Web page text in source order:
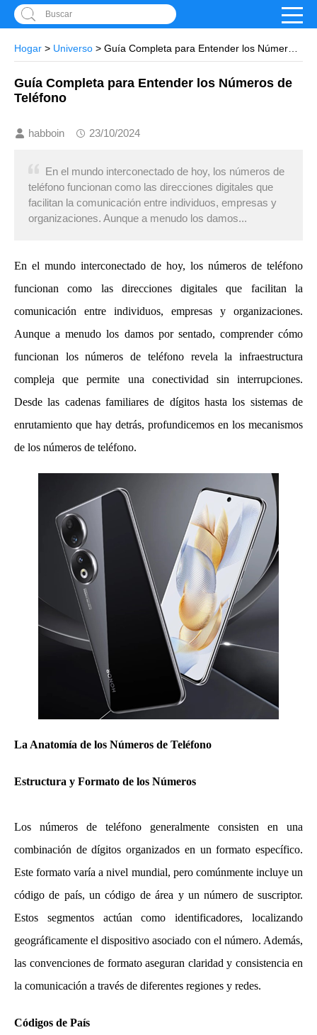
Buscar
Hogar > Universo
de Teléfono
Guía Completa para Entender los Números de
Teléfono
habboin 23/10/2024
En el mundo interconectado de hoy, los números de
teléfono funcionan como las direcciones digitales que
facilitan la comunicación entre individuos, empresas y
organizaciones. Aunque a menudo los damos...
En el mundo interconectado de hoy, los números de teléfono
funcionan como las direcciones digitales que facilitan la
comunicación entre individuos, empresas y organizaciones.
Aunque a menudo los damos por sentado, comprender cómo
funcionan los números de teléfono revela la infraestructura
compleja que permite una conectividad sin interrupciones.
Desde las cadenas familiares de dígitos hasta los sistemas de
enrutamiento que hay detrás, profundicemos en los mecanismos
de los números de teléfono.
La Anatomía de los Números de Teléfono
Estructura y Formato de los Números
Los números de teléfono generalmente consisten en una
combinación de dígitos organizados en un formato específico.
Este formato varía a nivel mundial, pero comúnmente incluye un
código de país, un código de área y un número de suscriptor.
Estos segmentos actúan como identificadores, localizando
geográficamente el dispositivo asociado con el número. Además,
las convenciones de formato aseguran claridad y consistencia en
la comunicación a través de diferentes regiones y redes.
Códigos de País